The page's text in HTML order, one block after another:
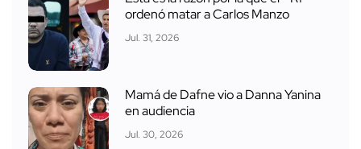
ordenó matar a Carlos Manzo
Jul. 31, 2026
Mamá de Dafne vio a Danna Yanina
en audiencia
Jul. 30, 2026